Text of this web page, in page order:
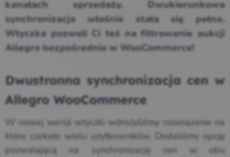
kanałach sprzedaży. Dwukierunkowa
synchronizacja właśnie stała się pełna.
Wtyczka pozwoli Ci też na filtrowanie aukcji
Allegro bezpośrednio w WooCommerce!
Dwustronna synchronizacja cen w
Allegro WooCommerce
W nowej wersji wtyczki wdrożyliśmy rozwiązanie na
które czekało wielu użytkowników. Dodaliśmy opcję
pozwalającą na synchronizację cen w obu